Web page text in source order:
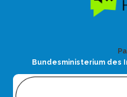
Bundesministerium des